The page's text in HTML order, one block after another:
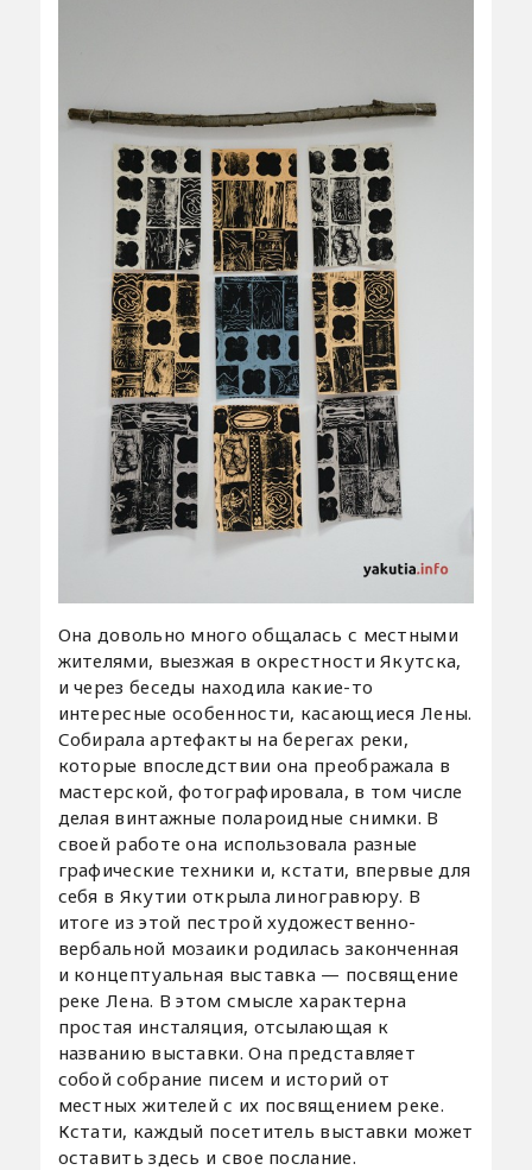
Она довольно много общалась с местными
жителями, выезжая в окрестности Якутска,
и через беседы находила какие-то
интересные особенности, касающиеся Лены.
Собирала артефакты на берегах реки,
которые впоследствии она преображала в
мастерской, фотографировала, в том числе
делая винтажные полароидные снимки. В
своей работе она использовала разные
графические техники и, кстати, впервые для
себя в Якутии открыла линогравюру. В
итоге из этой пестрой художественно-
вербальной мозаики родилась законченная
и концептуальная выставка — посвящение
реке Лена. В этом смысле характерна
простая инсталяция, отсылающая к
названию выставки. Она представляет
собой собрание писем и историй от
местных жителей с их посвящением реке.
Кстати, каждый посетитель выставки может
оставить здесь и свое послание.